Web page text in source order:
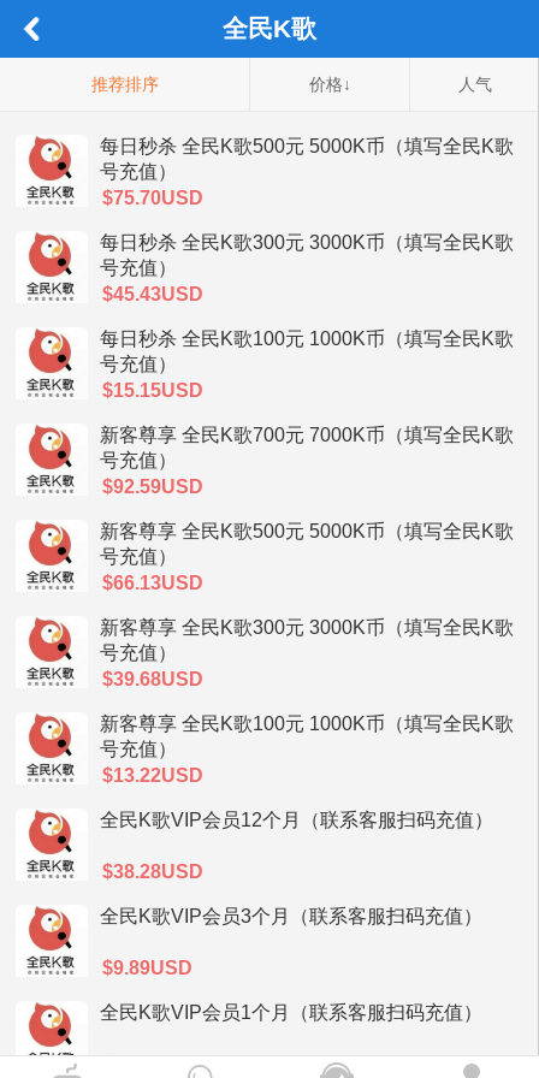
全民K歌
推荐排序 价格↓ 人气
每日秒杀 全民K歌500元 5000K币（填写全民K歌
号充值）
$75.70USD
每日秒杀 全民K歌300元 3000K币（填写全民K歌
号充值）
$45.43USD
每日秒杀 全民K歌100元 1000K币（填写全民K歌
号充值）
$15.15USD
新客尊享 全民K歌700元 7000K币（填写全民K歌
号充值）
$92.59USD
新客尊享 全民K歌500元 5000K币（填写全民K歌
号充值）
$66.13USD
新客尊享 全民K歌300元 3000K币（填写全民K歌
号充值）
$39.68USD
新客尊享 全民K歌100元 1000K币（填写全民K歌
号充值）
$13.22USD
全民K歌VIP会员12个月（联系客服扫码充值）
$38.28USD
全民K歌VIP会员3个月（联系客服扫码充值）
$9.89USD
全民K歌VIP会员1个月（联系客服扫码充值）
$3.29USD